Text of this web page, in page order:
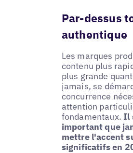
Par-dessus
authentique
Les marques
contenu plus
plus grande
jamais, se
concurrence
attention
fondamentaux. Il
important que
mettre l'accent
significatifs en